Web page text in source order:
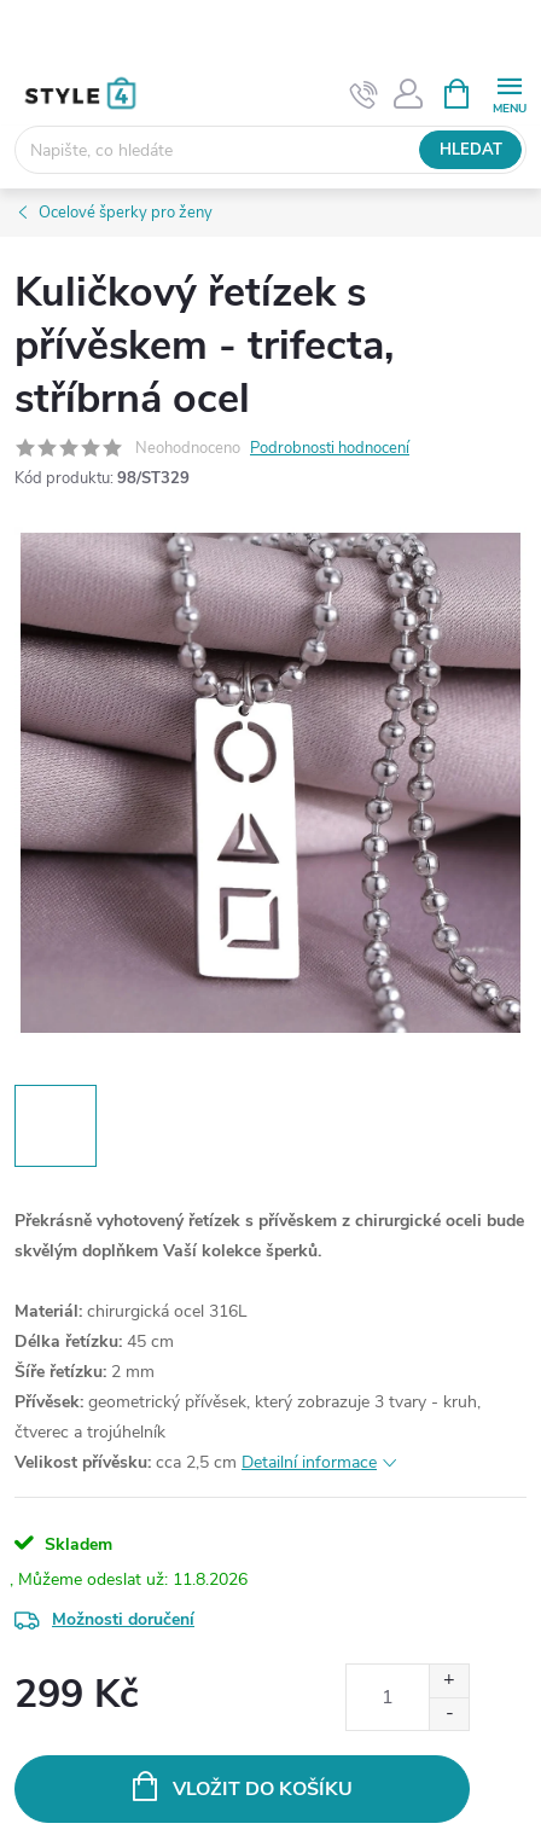
HLEDAT
NÁKUPNÍ
KOŠÍK
Ocelové šperky pro ženy
Kuličkový řetízek s
přívěskem - trifecta,
stříbrná ocel
Neohodnoceno Podrobnosti hodnocení
Kód produktu: 98/ST329
Překrásně vyhotovený řetízek s přívěskem z chirurgické oceli bude
skvělým doplňkem Vaší kolekce šperků.
Materiál: chirurgická ocel 316L
Délka řetízku: 45 cm
Šíře řetízku: 2 mm
Přívěsek: geometrický přívěsek, který zobrazuje 3 tvary - kruh,
čtverec a trojúhelník
Velikost přívěsku: cca 2,5 cm Detailní informace
Skladem
11.8.2026
Možnosti doručení
299 Kč
VLOŽIT DO KOŠÍKU